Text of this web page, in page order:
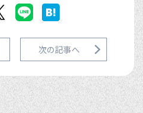
次の記事へ